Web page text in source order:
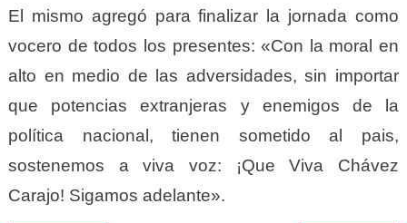
El mismo agregó para finalizar la jornada como
vocero de todos los presentes: «Con la moral en
alto en medio de las adversidades, sin importar
que potencias extranjeras y enemigos de la
política nacional, tienen sometido al pais,
sostenemos a viva voz: ¡Que Viva Chávez
Carajo! Sigamos adelante».